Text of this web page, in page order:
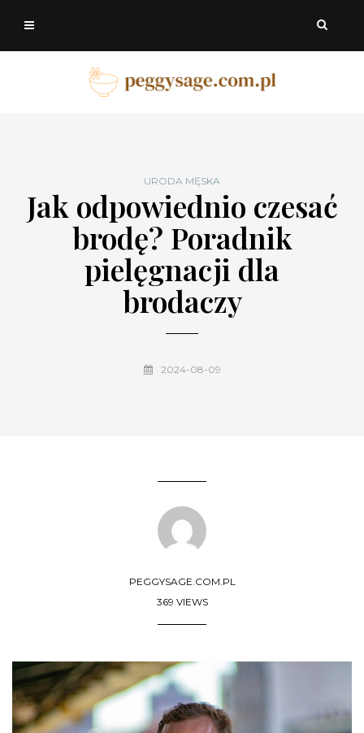
URODA MĘSKA
Jak odpowiednio czesać
brodę? Poradnik
pielęgnacji dla
brodaczy
2024-08-09
PEGGYSAGE.COM.PL
369 VIEWS